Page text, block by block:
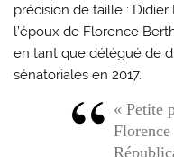
précision de taille :
l’époux de Florence
en tant que délégué de
sénatoriales en 2017.
« Petite